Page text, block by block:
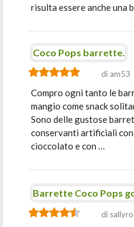
risulta essere anche una
Coco Pops barrette.
di am53
Compro ogni tanto le
mangio come snack
Sono delle gustose
conservanti artificiali con
cioccolato e con …
Barrette Coco Pops
di